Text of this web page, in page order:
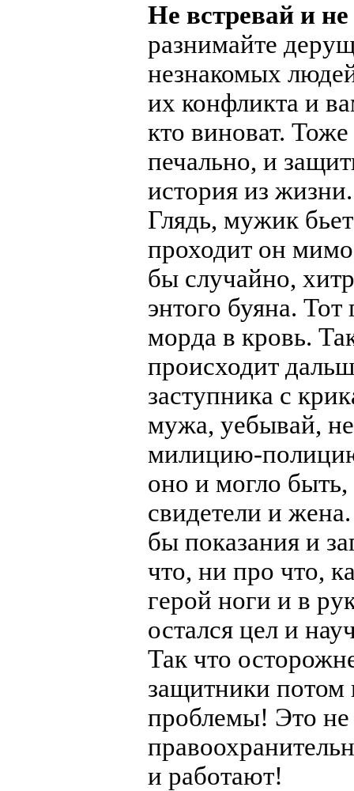
Не встревай и
разнимайте
незнакомых
их конфликта и
кто виноват. Тоже
печально, и
история из
Глядь, мужик
проходит он
бы случайно,
энтого буяна.
морда в кровь.
происходит
заступника с
мужа, уебывай,
милицию-
оно и могло
свидетели и
бы показания и
что, ни про что,
герой ноги и в
остался цел и
Так что
защитники
проблемы! Это не
и работают!